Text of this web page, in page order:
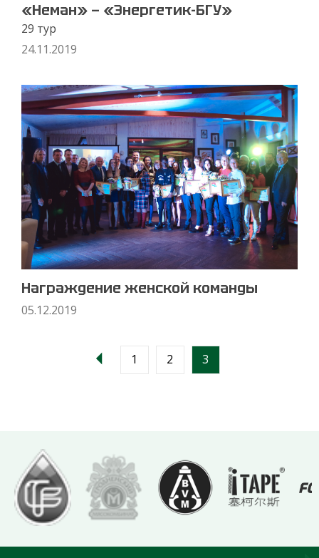
«Неман» — «Энергетик-БГУ»
29 тур
24.11.2019
Награждение женской команды
05.12.2019
1 2 3